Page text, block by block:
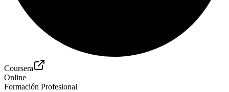
Coursera
Online
Formación Profesional